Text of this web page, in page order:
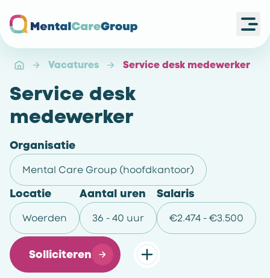
Vacatures Service desk medewerker
Service desk
medewerker
Organisatie
Mental Care Group (hoofdkantoor)
Locatie
Woerden
Aantal uren
36 - 40 uur
Salaris
€2.474 - €3.500
Solliciteren